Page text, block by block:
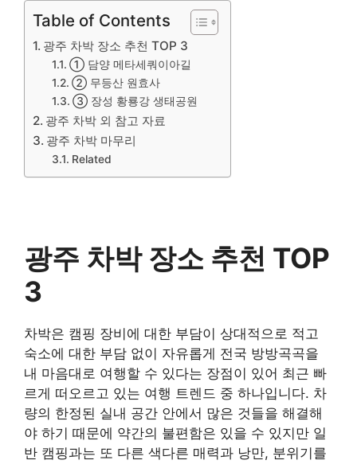
Table of Contents
광주 차박 장소 추천 TOP 3
① 담양 메타세쿼이아길
② 무등산 원효사
③ 장성 황룡강 생태공원
광주 차박 외 참고 자료
광주 차박 마무리
Related
광주 차박 장소 추천 TOP
3
차박은 캠핑 장비에 대한 부담이 상대적으로 적고
숙소에 대한 부담 없이 자유롭게 전국 방방곡곡을
내 마음대로 여행할 수 있다는 장점이 있어 최근 빠
르게 떠오르고 있는 여행 트렌드 중 하나입니다. 차
량의 한정된 실내 공간 안에서 많은 것들을 해결해
야 하기 때문에 약간의 불편함은 있을 수 있지만 일
반 캠핑과는 또 다른 색다른 매력과 낭만, 분위기를